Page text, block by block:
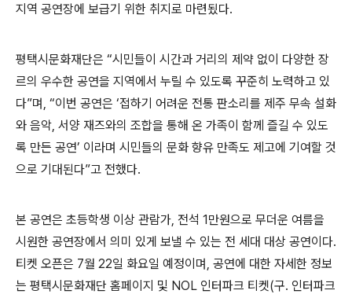
지역 공연장에 보급기 위한 취지 로 마련됬다.
평택시문화재단은 “시민들이 시간과 거리의 제약 없이 다양한 장
르의 우수한 공연을 지역에서 누릴 수 있도록 꾸준히 노력하고 있
다”며, “이번 공연은 ‘접하기 어려운 전통 판소리를 제주 무속 설화
와 음악, 서양 재즈와의 조합을 통해 온 가족이 함께 즐길 수 있도
록 만든 공연’ 이라며 시민들의 문화 향유 만족도 제고에 기여할 것
으로 기대된다”고 전했다.
본 공연은 초등학생 이상 관람가, 전석 1만원으로 무더운 여름을
시원한 공연장에서 의미 있게 보낼 수 있는 전 세대 대상 공연이다.
티켓 오픈은 7월 22일 화요일 예정이며, 공연에 대한 자세한 정보
는 평택시문화재단 홈페이지 및 NOL 인터파크 티켓(구. 인터파크